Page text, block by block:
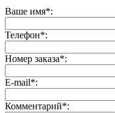
Ваше имя*:
Телефон*:
Номер заказа*:
E-mail*:
Комментарий*: